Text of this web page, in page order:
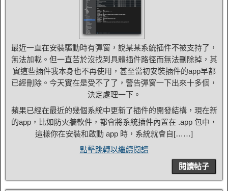
最近一直在安裝驅動時有彈窗，說某某系統插件不被支持了，
無法加載。但一直苦於沒找到具體插件路徑而無法刪除掉，其
實這些插件我本身也不再使用，甚至當初安裝插件的app早都
已經刪除。今天實在是受不了了，警告彈窗一下出來十多個，
決定處理一下。
蘋果已經在最近的幾個系統中更新了插件的開發結構，現在新
的app，比如防火牆軟件，都會將系統插件內置在 .app 包中，
這樣你在安裝和啟動 app 時，系統就會自[……]
點擊跳轉以繼續閱讀
閱讀帖子